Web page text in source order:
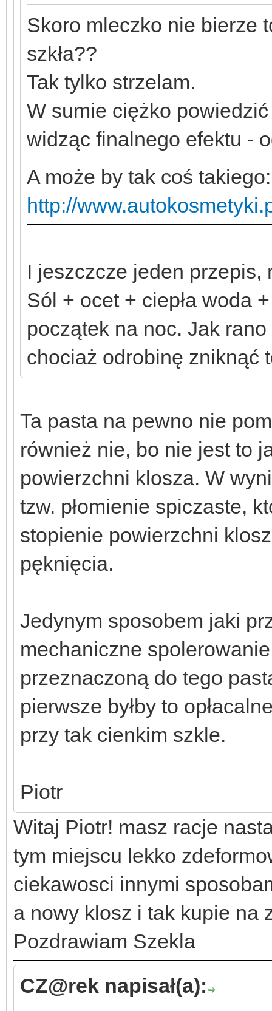
Skoro mleczko nie bierze
szkła??
Tak tylko strzelam.
W sumie ciężko
widząc finalnego efektu -
A może by tak coś takiego:
http://
I jeszczcze jeden
Sól + ocet + ciepła woda
początek na noc. Jak
chociaż odrobinę zniknąć
Ta pasta na pewno nie
również nie, bo nie jest to
powierzchni klosza. W
tzw. płomienie spiczaste,
stopienie powierzchni
pęknięcia.
Jedynym sposobem jaki
mechaniczne
przeznaczoną do tego
pierwsze byłby to
przy tak cienkim szkle.
Piotr
Witaj Piotr! masz racje
tym miejscu lekko
ciekawosci innymi
a nowy klosz i tak kupie na
Pozdrawiam Szekla
CZ@rek napisał(a):